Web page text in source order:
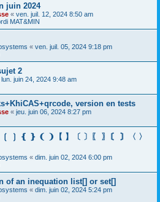
juin 2024
« ven. juil. 12, 2024 8:50 am
MAT&MIN
« ven. juil. 05, 2024 9:18 pm
2
lun. juin 24, 2024 9:48 am
version en tests
« jeu. juin 06, 2024 8:27 pm
❲ ❳ ❴ ❵ ❨ ❩【 】〔 〕〖 〗〘 〙〈 〉
« dim. juin 02, 2024 6:00 pm
of an inequation list[] or set[]
« dim. juin 02, 2024 5:24 pm